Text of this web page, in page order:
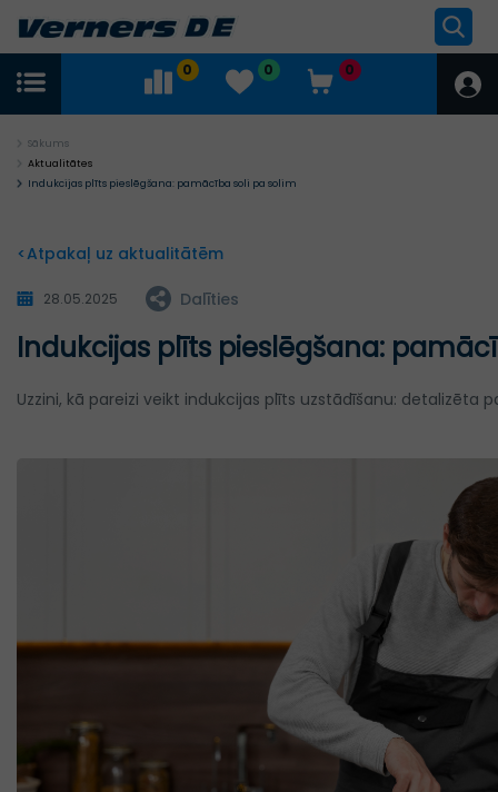
0 0 0
Sākums
Aktualitātes
Indukcijas plīts pieslēgšana: pamācība soli pa solim
<Atpakaļ uz aktualitātēm
28.05.2025 Dalīties
Indukcijas plīts pieslēgšana:
Uzzini, kā pareizi veikt indukcijas plīts uzstādīšanu: